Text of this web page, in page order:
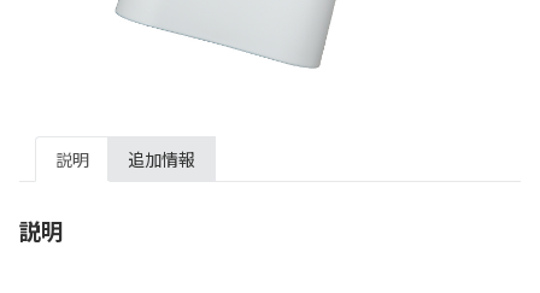
説明 追加情報
説明